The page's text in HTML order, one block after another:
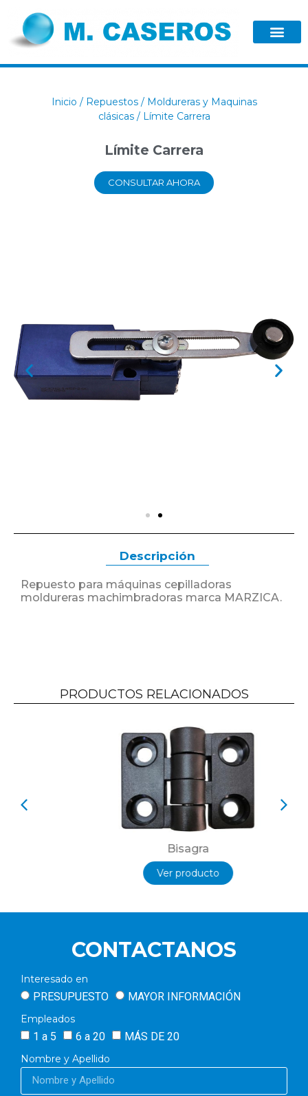
Inicio / Repuestos/ Moldureras y Maquinas
clásicas/ Límite Carrera
Límite Carrera
CONSULTAR AHORA
Descripción
Repuesto para máquinas cepilladoras
moldureras machimbradoras marca MARZICA.
PRODUCTOS RELACIONADOS
Bisagra
Ver producto
CONTACTANOS
Interesado en
PRESUPUESTO MAYOR INFORMACIÓN
Empleados
1 a 5 6 a 20 MÁS DE 20
Nombre y Apellido